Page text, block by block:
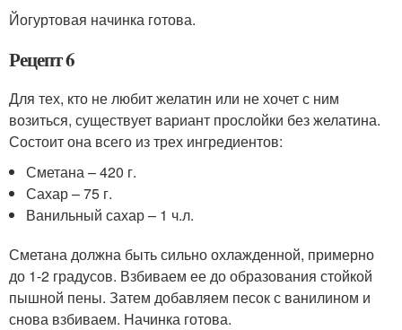
Йогуртовая начинка готова.
Рецепт 6
Для тех, кто не любит желатин или не хочет с ним
возиться, существует вариант прослойки без желатина.
Состоит она всего из трех ингредиентов:
Сметана – 420 г.
Сахар – 75 г.
Ванильный сахар – 1 ч.л.
Сметана должна быть сильно охлажденной, примерно
до 1-2 градусов. Взбиваем ее до образования стойкой
пышной пены. Затем добавляем песок с ванилином и
снова взбиваем. Начинка готова.